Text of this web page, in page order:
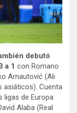
debutó
a 1 con Romano
Arnautović (Ali
asiáticos). Cuenta
ligas de Europa
Alaba (Real